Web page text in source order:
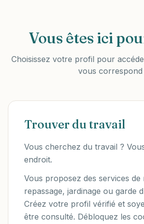
Vous êtes ici
Choisissez votre profil pour
vous correspond
Trouver du travail
Vous cherchez du travail ?
endroit.
Vous proposez des services de
repassage, jardinage ou garde
Créez votre profil vérifié et
être consulté. Débloquez les